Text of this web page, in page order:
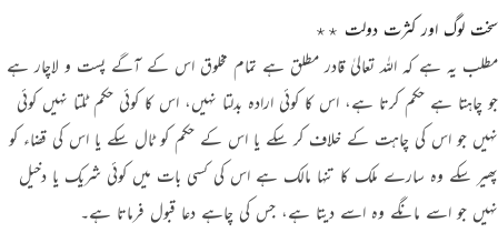
سخت لوگ اور کثرت دولت ٭٭
مطلب یہ ہے کہ اللہ تعالیٰ قادر مطلق ہے تمام مخلوق اس کے آگے پست و لاچار ہے
جو چاہتا ہے حکم کرتا ہے، اس کا کوئی ارادہ بدلتا نہیں، اس کا کوئی حکم ٹلتا نہیں کوئی
نہیں جو اس کی چاہت کے خلاف کر سکے یا اس کے حکم کو ٹال سکے یا اس کی قضاء کو
پھیر سکے وہ سارے ملک کا تنہا مالک ہے اس کی کسی بات میں کوئی شریک یا دخیل
نہیں جو اسے مانگے وہ اسے دیتا ہے، جس کی چاہے دعا قبول فرماتا ہے۔